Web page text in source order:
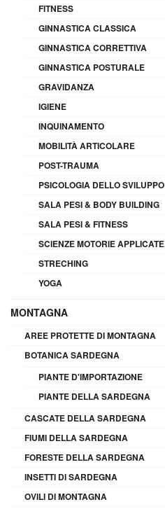
FITNESS
GINNASTICA CLASSICA
GINNASTICA CORRETTIVA
GINNASTICA POSTURALE
GRAVIDANZA
IGIENE
INQUINAMENTO
MOBILITÀ ARTICOLARE
POST-TRAUMA
PSICOLOGIA DELLO SVILUPPO
SALA PESI & BODY BUILDING
SALA PESI & FITNESS
SCIENZE MOTORIE APPLICATE
STRECHING
YOGA
MONTAGNA
AREE PROTETTE DI MONTAGNA
BOTANICA SARDEGNA
PIANTE D'IMPORTAZIONE
PIANTE DELLA SARDEGNA
CASCATE DELLA SARDEGNA
FIUMI DELLA SARDEGNA
FORESTE DELLA SARDEGNA
INSETTI DI SARDEGNA
OVILI DI MONTAGNA